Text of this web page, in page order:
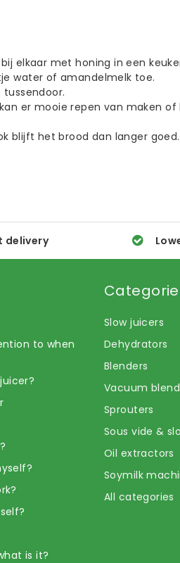
elkaar met honing in een
water of amandelmelk toe.
er mooie repen van maken
blijft het brood dan langer goed.
delivery
to when
is it?
Slow juicers
Dehydrators
Blenders
Vacuum
Sprouters
Sous vide &
Oil extractors
Soymilk
All categories